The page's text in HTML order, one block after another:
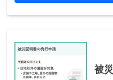
被